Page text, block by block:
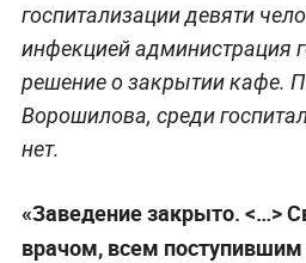
госпитализации девяти
инфекцией администрация
решение о закрытии кафе.
Ворошилова, среди
нет.
«Заведение закрыто. <…>
врачом, всем поступившим